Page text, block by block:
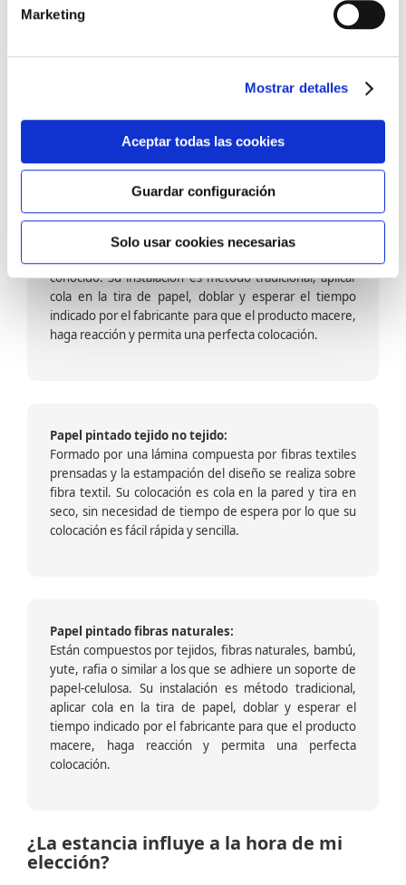
Marketing
Mostrar detalles
Aceptar todas las cookies
Guardar configuración
Solo usar cookies necesarias
barniz multiadherente en base agua. En zonas de
fuegos, se recomienda proteger con placas, silestone,
dado que el frotar en exceso dañaría el papel. Su
colocación es cola en la pared y tira en seco, sin
colocación es fácil rápida y sencilla.
Papel pintado calidad papel:
Formado por una capa de papel sobre un soporte de
conocido. Su instalación es método tradicional, aplicar
cola en la tira de papel, doblar y esperar el tiempo
indicado por el fabricante para que el producto macere,
haga reacción y permita una perfecta colocación.
Papel pintado tejido no tejido:
Formado por una lámina compuesta por fibras textiles
prensadas y la estampación del diseño se realiza sobre
fibra textil. Su colocación es cola en la pared y tira en
seco, sin necesidad de tiempo de espera por lo que su
colocación es fácil rápida y sencilla.
Papel pintado fibras naturales:
Están compuestos por tejidos, fibras naturales, bambú,
yute, rafia o similar a los que se adhiere un soporte de
papel-celulosa. Su instalación es método tradicional,
aplicar cola en la tira de papel, doblar y esperar el
tiempo indicado por el fabricante para que el producto
macere, haga reacción y permita una perfecta
colocación.
¿La estancia influye a la hora de mi
elección?